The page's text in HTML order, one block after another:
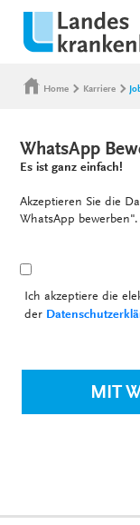
Home Karriere
WhatsApp
Es ist ganz einfach!
Akzeptieren Sie die
WhatsApp
Ich akzeptiere die
der
MIT